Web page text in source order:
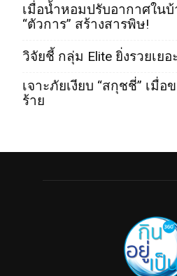
เมื่อน้ำหอมปรับอากาศใน
“ตัวการ” สร้างสารพิษ!
วิจัยชี้ กลุ่ม Elite ยิ่งรวยเยอ
เจาะภัยเงียบ “สกุชชี่” เมื่อ
ร้าย